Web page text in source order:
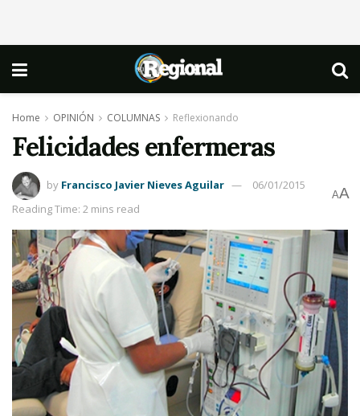
Home OPINIÓN COLUMNAS Reflexionando
Felicidades enfermeras
by Francisco Javier Nieves Aguilar
06/01/2015
Reading Time: 2 mins read
AA